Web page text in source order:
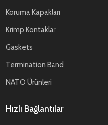
Koruma Kapakları
Krimp Kontaklar
Gaskets
Termination Band
NATO Ürünleri
Hızlı Bağlantılar